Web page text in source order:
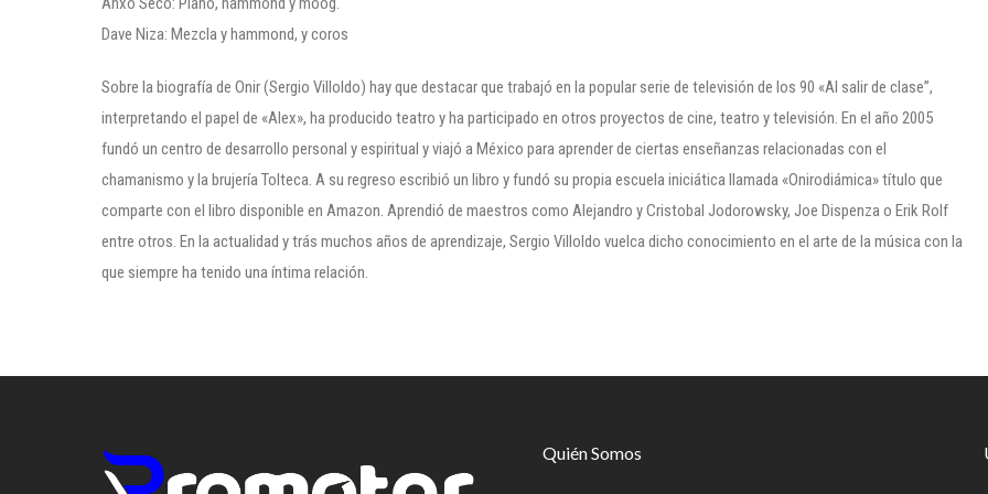
Dave Niza: Mezcla y hammond, y coros
Sobre la biografía de Onir (Sergio Villoldo) hay que destacar que trabajó en la popular serie de televisión de los 90 «Al salir de clase”,
interpretando el papel de «Alex», ha producido teatro y ha participado en otros proyectos de cine, teatro y televisión. En el año 2005
fundó un centro de desarrollo personal y espiritual y viajó a México para aprender de ciertas enseñanzas relacionadas con el
chamanismo y la brujería Tolteca. A su regreso escribió un libro y fundó su propia escuela iniciática llamada «Onirodiámica» título que
comparte con el libro disponible en Amazon. Aprendió de maestros como Alejandro y Cristobal Jodorowsky, Joe Dispenza o Erik Rolf
entre otros. En la actualidad y trás muchos años de aprendizaje, Sergio Villoldo vuelca dicho conocimiento en el arte de la música con la
que siempre ha tenido una íntima relación.
Quién Somos